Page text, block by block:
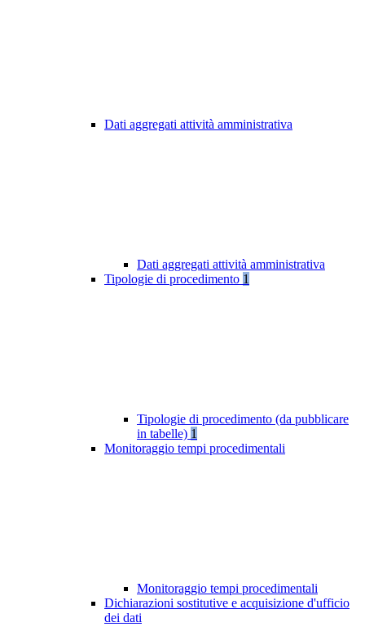
Dati aggregati attività amministrativa
Dati aggregati attività amministrativa
Tipologie di procedimento 1
Tipologie di procedimento (da pubblicare
in tabelle) 1
Monitoraggio tempi procedimentali
Monitoraggio tempi procedimentali
Dichiarazioni sostitutive e acquisizione d'ufficio
dei dati